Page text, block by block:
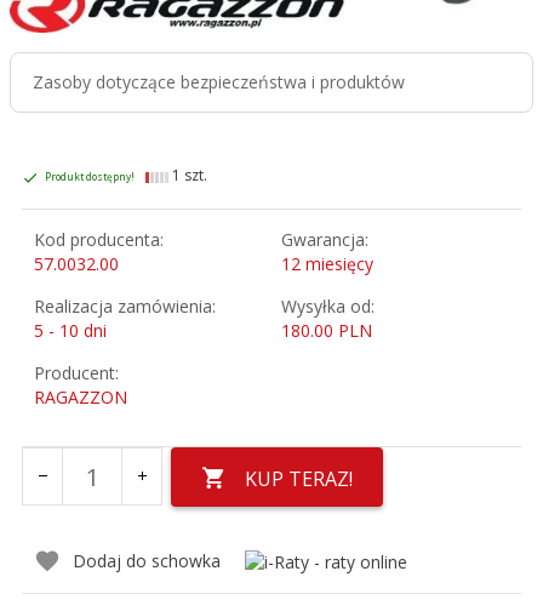
Zasoby dotyczące bezpieczeństwa i produktów
Produkt dostępny! 1 szt.
Kod producenta:
57.0032.00
Gwarancja:
12 miesięcy
Realizacja zamówienia:
5 - 10 dni
Wysyłka od:
180.00 PLN
Producent:
RAGAZZON
KUP TERAZ!
Dodaj do schowka